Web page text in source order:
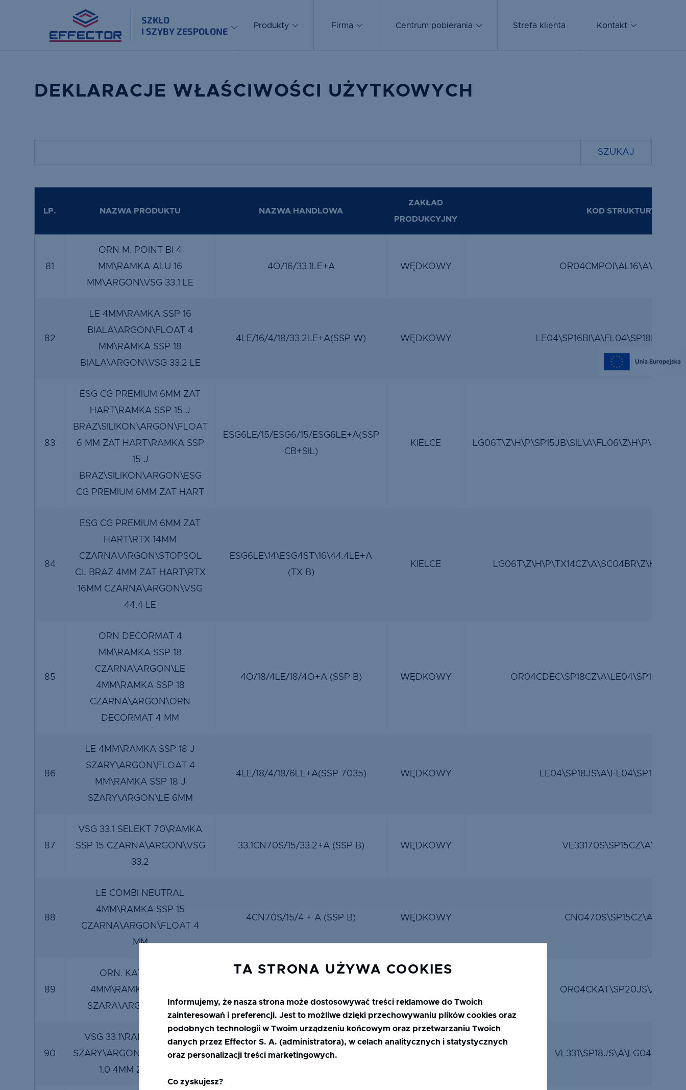
TA STRONA UŻYWA COOKIES
Informujemy, że nasza strona może dostosowywać treści reklamowe do Twoich
zainteresowań i preferencji. Jest to możliwe dzięki przechowywaniu plików cookies oraz
podobnych technologii w Twoim urządzeniu końcowym oraz przetwarzaniu Twoich
danych przez Effector S. A. (administratora), w celach analitycznych i statystycznych
oraz personalizacji treści marketingowych.
Co zyskujesz?
SZKŁO
I SZYBY ZESPOLONE
Produkty Firma Centrum pobierania
szybyStrefa klienta Kontakt
DEKLARACJE WŁAŚCIWOŚCI UŻYTKOWYCH
LP. NAZWA PRODUKTU NAZWA HANDLOWA
ZAKŁAD
PRODUKCYJNY
KOD STRUKTURY
81
ORN M. POINT BI 4
MM\RAMKA ALU 16
MM\ARGON\VSG 33.1 LE
4O/16/33.1LE+A WĘDKOWY OR04CMPOI\AL16\A\VL331N
82
LE 4MM\RAMKA SSP 16
BIALA\ARGON\FLOAT 4
MM\RAMKA SSP 18
BIALA\ARGON\VSG 33.2 LE
4LE/16/4/18/33.2LE+A(SSP W) WĘDKOWY
83
ESG CG PREMIUM 6MM ZAT
HART\RAMKA SSP 15 J
BRAZ\SILIKON\ARGON\FLOAT
6 MM ZAT HART\RAMKA SSP
15 J
BRAZ\SILIKON\ARGON\ESG
CG PREMIUM 6MM ZAT HART
ESG6LE/15/ESG6/15/ESG6LE+A(SSP
CB+SIL)
KIELCE
84
ESG CG PREMIUM 6MM ZAT
HART\RTX 14MM
CZARNA\ARGON\STOPSOL
CL BRAZ 4MM ZAT HART\RTX
16MM CZARNA\ARGON\VSG
44.4 LE
ESG6LE\14\ESG4ST\16\44.4LE+A
(TX B)
KIELCE
85
ORN DECORMAT 4
MM\RAMKA SSP 18
CZARNA\ARGON\LE
4MM\RAMKA SSP 18
CZARNA\ARGON\ORN
DECORMAT 4 MM
4O/18/4LE/18/4O+A (SSP B) WĘDKOWY
86
LE 4MM\RAMKA SSP 18 J
SZARY\ARGON\FLOAT 4
MM\RAMKA SSP 18 J
SZARY\ARGON\LE 6MM
4LE/18/4/18/6LE+A(SSP 7035) WĘDKOWY
87
VSG 33.1 SELEKT 70\RAMKA
SSP 15 CZARNA\ARGON\VSG
33.2
33.1CN70S/15/33.2+A (SSP B) WĘDKOWY VE33170S\SP15CZ\A\VL332
88
LE COMBI NEUTRAL
4MM\RAMKA SSP 15
CZARNA\ARGON\FLOAT 4
MM
4CN70S/15/4 + A (SSP B) WĘDKOWY CN0470S\SP15CZ\A\FL04
89
ORN. KATH. BIAŁY
4MM\RAMKA SSP 20 J
SZARA\ARGON\LE 4MM
OR04CKAT\SP20JS\A\LE04
90
VSG 33.1\RAMKA SSP 18 J
SZARY\ARGON\ESG CG PREM.
1.0 4MM ZAT HART
33.1/18/ESG4GLE +A (SSP 7035)